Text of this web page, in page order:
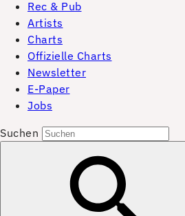
Rec & Pub
Artists
Charts
Offizielle Charts
Newsletter
E-Paper
Jobs
Suchen